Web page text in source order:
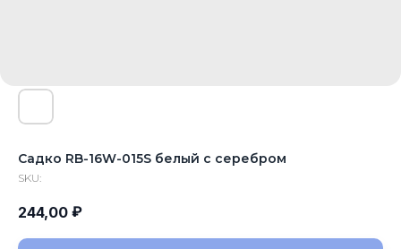
Садко RB-16W-015S белый с серебром
SKU:
244,00 ₽